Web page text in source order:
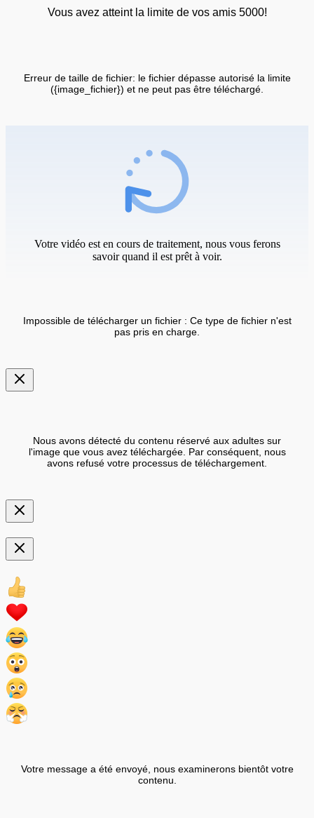
Vous avez atteint la limite de vos amis 5000!
Erreur de taille de fichier: le fichier dépasse autorisé la limite
({image_fichier}) et ne peut pas être téléchargé.
Votre vidéo est en cours de traitement, nous vous ferons
savoir quand il est prêt à voir.
Impossible de télécharger un fichier : Ce type de fichier n'est
pas pris en charge.
Nous avons détecté du contenu réservé aux adultes sur
l'image que vous avez téléchargée. Par conséquent, nous
avons refusé votre processus de téléchargement.
Votre message a été envoyé, nous examinerons bientôt votre
contenu.